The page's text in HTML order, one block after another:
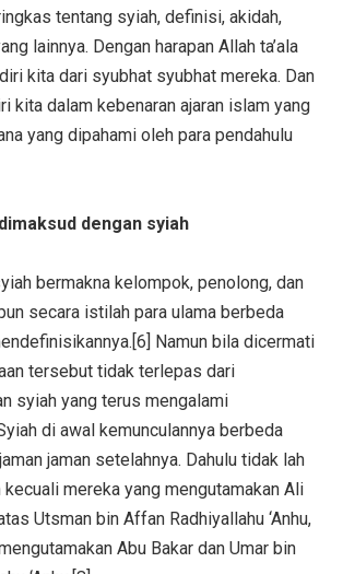
tentang syiah, definisi, akidah,
lainnya. Dengan harapan Allah ta’ala
kita dari syubhat syubhat mereka. Dan
kita dalam kebenaran ajaran islam yang
yang dipahami oleh para pendahulu
dengan syiah
bermakna kelompok, penolong, dan
secara istilah para ulama berbeda
Namun bila dicermati
tersebut tidak terlepas dari
syiah yang terus mengalami
di awal kemunculannya berbeda
jaman setelahnya. Dahulu tidak lah
mereka yang mengutamakan Ali
Utsman bin Affan Radhiyallahu ‘Anhu,
Abu Bakar dan Umar bin